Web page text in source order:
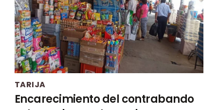
TARIJA
Encarecimiento del contrabando